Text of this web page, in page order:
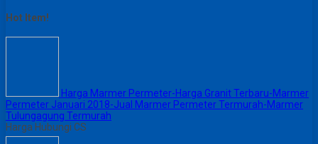
Hot Item!
Harga Marmer Permeter-Harga Granit Terbaru-Marmer
Permeter Januari 2018-Jual Marmer Permeter Termurah-Marmer
Tulungagung Termurah
Harga Hubungi CS